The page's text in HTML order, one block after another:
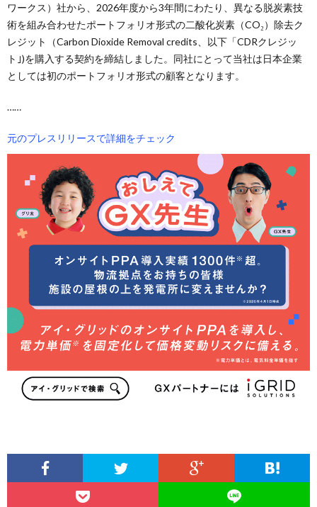
ワークス）社から、2026年度から3年間にわたり、異なる脱炭素技
術を組み合わせたポートフォリオ形式の二酸化炭素（CO₂）除去ク
レジット（Carbon Dioxide Removal credits、以下「CDRクレジッ
ト｣)を購入する契約を締結しました。同社にとって当社は日本企業
としては初のポートフォリオ形式の顧客となります。
……
元のプレスリリースで詳細をチェック